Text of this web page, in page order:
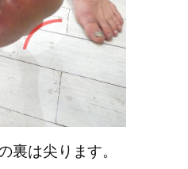
裏は尖ります。